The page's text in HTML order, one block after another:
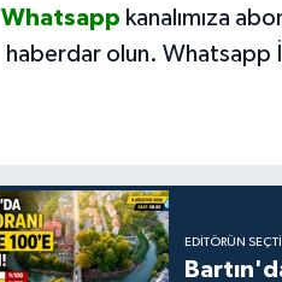
Whatsapp kanalımıza
haberdar olun. Whatsapp
EDITÖRÜN